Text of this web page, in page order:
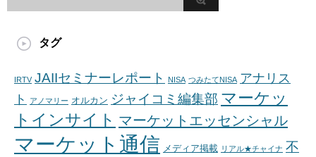
タグ
IRTV JAIIセミナーレポート NISA つみたてNISA アナリス
ト
アノマリー オルカン ジャイコミ編集部 マーケッ
トインサイト マーケットエッセンシャル
マーケット通信 メディア掲載 リアル★チャイナ 不